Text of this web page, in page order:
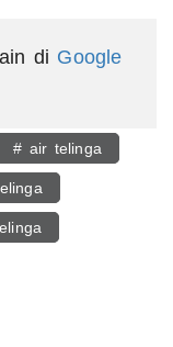
di Google
# air telinga